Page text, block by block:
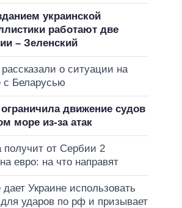
украинской
работают две
– Зеленский
о ситуации на
с Беларусью
движение судов
море из-за атак
получит от Сербии 2
евро: на что направят
Украине использовать
ударов по рф и призывает